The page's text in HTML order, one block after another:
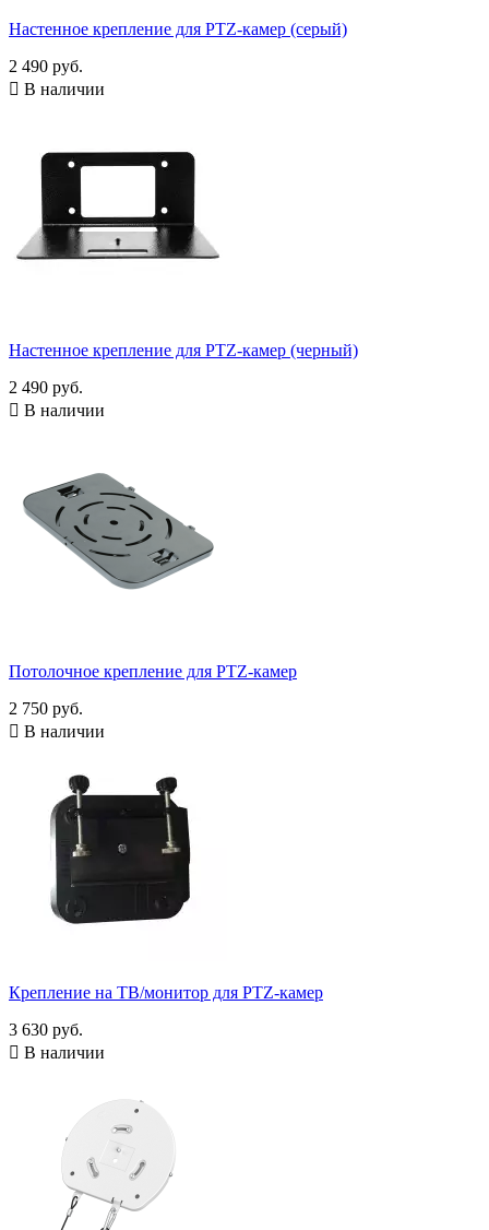
Настенное крепление для PTZ-камер (серый)
2 490 руб.
 В наличии
Настенное крепление для PTZ-камер (черный)
2 490 руб.
 В наличии
Потолочное крепление для PTZ-камер
2 750 руб.
 В наличии
Крепление на ТВ/монитор для PTZ-камер
3 630 руб.
 В наличии